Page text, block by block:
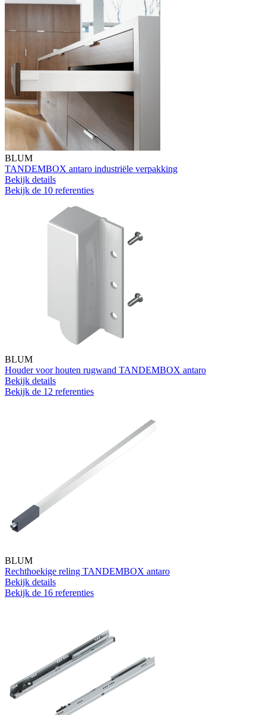
BLUM
TANDEMBOX antaro industriële verpakking
Bekijk details
Bekijk de 10 referenties
BLUM
Houder voor houten rugwand TANDEMBOX antaro
Bekijk details
Bekijk de 12 referenties
BLUM
Rechthoekige reling TANDEMBOX antaro
Bekijk details
Bekijk de 16 referenties